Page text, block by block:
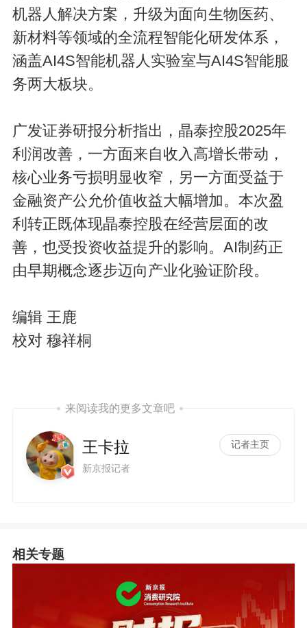
机器人解决方案，升级为面向生物医药、
新材料等领域的全流程智能化研发体系，
涵盖AI4S智能机器人实验室与AI4S智能服
务两大板块。
广发证券研报分析指出，晶泰控股2025年
利润改善，一方面来自收入高增长带动，
核心业务亏损明显收窄，另一方面受益于
金融资产公允价值收益大幅增加。本次盈
利转正既体现晶泰控股在经营层面的改
善，也受投资收益提升的影响。AI制药正
由早期概念逐步迈向产业化验证阶段。
编辑 王鹿
校对 穆祥桐
来阅读我的更多文章吧
王卡拉
新京报记者
记者主页
相关专题